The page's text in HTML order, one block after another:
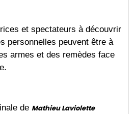
et spectateurs à découvrir
personnelles peuvent être à
armes et des remèdes face
de Mathieu Laviolette